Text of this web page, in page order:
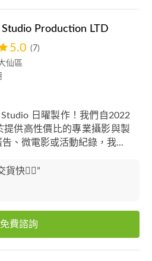
Production LTD
5.0 (7)
仙區
日曜製作！我們自2022
提供高性價比的專業攝影與製
、微電影或活動紀錄，我...
快👍🏻”
免費諮詢